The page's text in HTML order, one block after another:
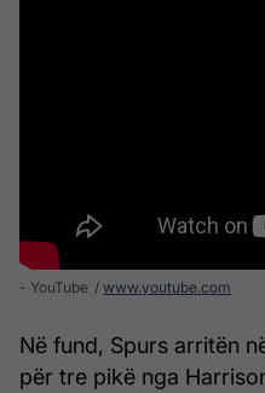
- YouTube www.youtube.com
Në fund, Spurs arritën
për tre pikë nga